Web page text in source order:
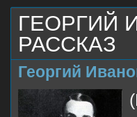
ГЕОРГИЙ
РАССКАЗ
Георгий